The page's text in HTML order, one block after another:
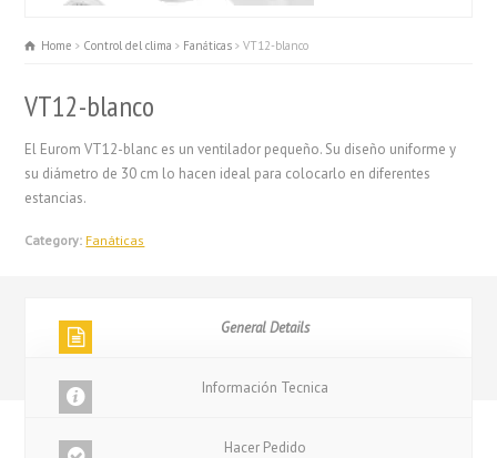
Home Control del clima Fanáticas VT12-blanco
VT12-blanco
El Eurom VT12-blanc es un ventilador pequeño. Su diseño uniforme y
su diámetro de 30 cm lo hacen ideal para colocarlo en diferentes
estancias.
Category: Fanáticas
General Details
Información Tecnica
Hacer Pedido